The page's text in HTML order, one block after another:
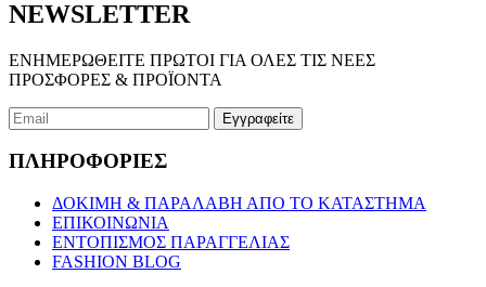
NEWSLETTER
ΕΝΗΜΕΡΩΘΕΙΤΕ ΠΡΩΤΟΙ ΓΙΑ ΟΛΕΣ ΤΙΣ ΝΕΕΣ
ΠΡΟΣΦΟΡΕΣ & ΠΡΟΪΟΝΤΑ
ΠΛΗΡΟΦΟΡΙΕΣ
ΔΟΚΙΜΗ & ΠΑΡΑΛΑΒΗ ΑΠΟ ΤΟ ΚΑΤΑΣΤΗΜΑ
ΕΠΙΚΟΙΝΩΝΙΑ
ΕΝΤΟΠΙΣΜΟΣ ΠΑΡΑΓΓΕΛΙΑΣ
FASHION BLOG